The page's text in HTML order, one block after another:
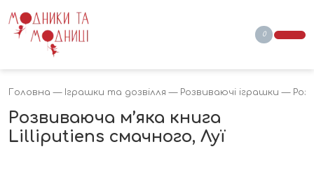
0
Головна — Іграшки та дозвілля — Розвиваючі іграшки —
Розвиваюча м’яка книга
Lilliputiens смачного, Луї